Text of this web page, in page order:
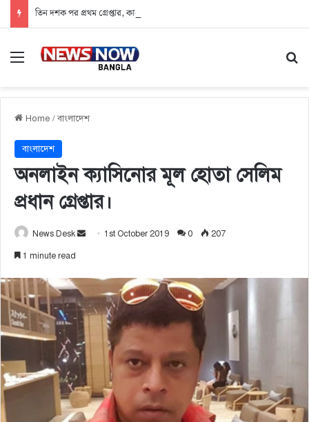
তিন দশক পর প্রথম গ্রেপ্তার, কারাগারে ‘খলনায়ক’ ডন
Menu
Home /বাংলাদেশ
বাংলাদেশ
অনলাইন ক্যাসিনোর মূল হোতা সেলিম
প্রধান গ্রেপ্তার।
News Desk
Send1st October 2019 0 207
1 minute read